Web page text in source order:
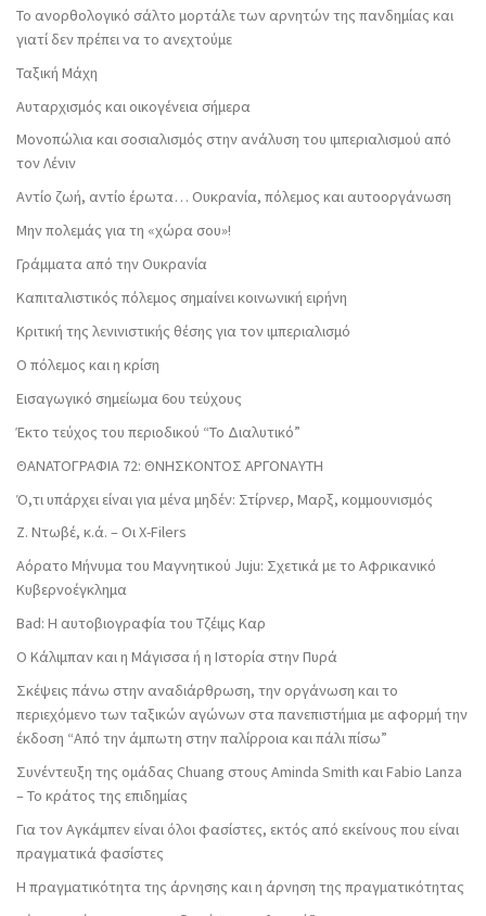
Το ανορθολογικό σάλτο μορτάλε των αρνητών της πανδημίας και
γιατί δεν πρέπει να το ανεχτούμε
Ταξική Μάχη
Αυταρχισμός και οικογένεια σήμερα
Μονοπώλια και σοσιαλισμός στην ανάλυση του ιμπεριαλισμού από
τον Λένιν
Αντίο ζωή, αντίο έρωτα… Ουκρανία, πόλεμος και αυτοοργάνωση
Μην πολεμάς για τη «χώρα σου»!
Γράμματα από την Ουκρανία
Καπιταλιστικός πόλεμος σημαίνει κοινωνική ειρήνη
Κριτική της λενινιστικής θέσης για τον ιμπεριαλισμό
Ο πόλεμος και η κρίση
Εισαγωγικό σημείωμα 6ου τεύχους
Έκτο τεύχος του περιοδικού “Το Διαλυτικό”
ΘΑΝΑΤΟΓΡΑΦΙΑ 72: ΘΝΗΣΚΟΝΤOΣ ΑΡΓΟΝΑΥΤΗ
Ό,τι υπάρχει είναι για μένα μηδέν: Στίρνερ, Μαρξ, κομμουνισμός
Ζ. Ντωβέ, κ.ά. – Οι X-Filers
Αόρατο Μήνυμα του Μαγνητικού Juju: Σχετικά με το Αφρικανικό
Κυβερνοέγκλημα
Bad: Η αυτοβιογραφία του Τζέιμς Καρ
Ο Κάλιμπαν και η Μάγισσα ή η Ιστορία στην Πυρά
Σκέψεις πάνω στην αναδιάρθρωση, την οργάνωση και το
περιεχόμενο των ταξικών αγώνων στα πανεπιστήμια με αφορμή την
έκδοση “Από την άμπωτη στην παλίρροια και πάλι πίσω”
Συνέντευξη της ομάδας Chuang στους Aminda Smith και Fabio Lanza
– Το κράτος της επιδημίας
Για τον Αγκάμπεν είναι όλοι φασίστες, εκτός από εκείνους που είναι
πραγματικά φασίστες
Η πραγματικότητα της άρνησης και η άρνηση της πραγματικότητας